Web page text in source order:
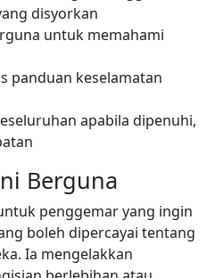
disyorkan
untuk memahami
panduan keselamatan
apabila dipenuhi,
Berguna
penggemar yang ingin
boleh dipercayai tentang
Ia mengelakkan